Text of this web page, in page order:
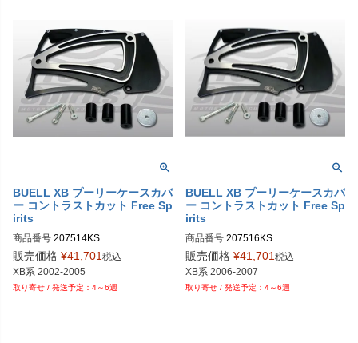
BUELL XB プーリーケースカバ
ー コントラストカット Free Sp
irits
商品番号 207514KS
販売価格 ¥41,701 税込
XB系 2002-2005
4～6週
BUELL XB プーリーケースカバ
ー コントラストカット Free Sp
irits
商品番号 207516KS
販売価格 ¥41,701 税込
XB系 2006-2007
4～6週